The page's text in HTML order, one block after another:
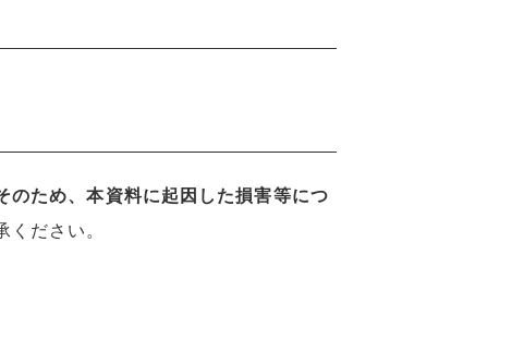
のため、本資料に起因した損害等につ
ださい。